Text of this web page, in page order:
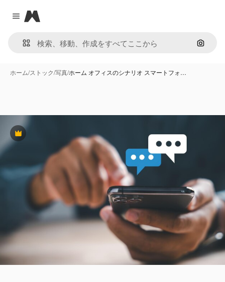
Close menu
Magnific
画像で
ホーム/ストック/写真/ホーム オフィスのシナリオ スマートフォ…
Premium